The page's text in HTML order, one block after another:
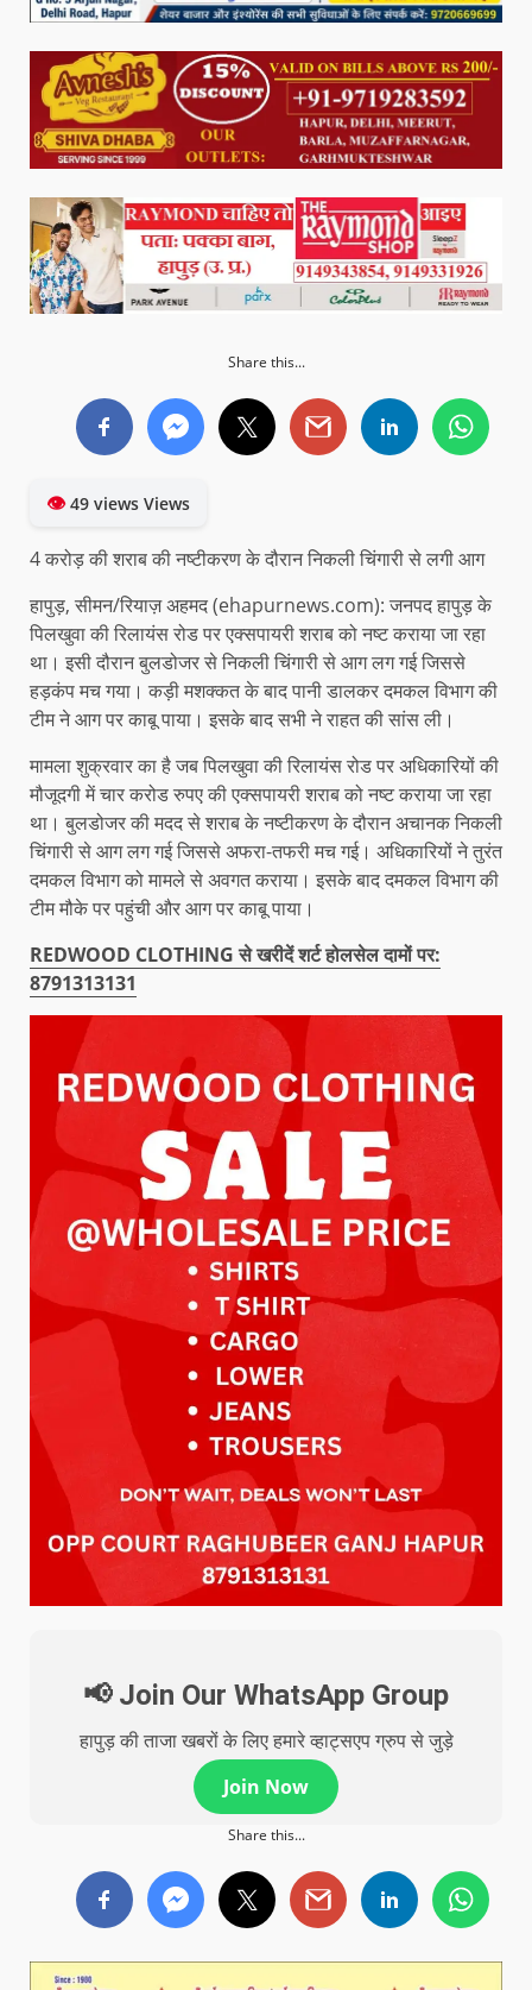
Share this...
👁49 views Views
4 करोड़ की शराब की नष्टीकरण के दौरान निकली चिंगारी से लगी आग
हापुड़, सीमन/रियाज़ अहमद (ehapurnews.com): जनपद हापुड़ के
पिलखुवा की रिलायंस रोड पर एक्सपायरी शराब को नष्ट कराया जा रहा
था। इसी दौरान बुलडोजर से निकली चिंगारी से आग लग गई जिससे
हड़कंप मच गया। कड़ी मशक्कत के बाद पानी डालकर दमकल विभाग की
टीम ने आग पर काबू पाया। इसके बाद सभी ने राहत की सांस ली।
मामला शुक्रवार का है जब पिलखुवा की रिलायंस रोड पर अधिकारियों की
मौजूदगी में चार करोड रुपए की एक्सपायरी शराब को नष्ट कराया जा रहा
था। बुलडोजर की मदद से शराब के नष्टीकरण के दौरान अचानक निकली
चिंगारी से आग लग गई जिससे अफरा-तफरी मच गई। अधिकारियों ने तुरंत
दमकल विभाग को मामले से अवगत कराया। इसके बाद दमकल विभाग की
टीम मौके पर पहुंची और आग पर काबू पाया।
REDWOOD CLOTHING से खरीदें शर्ट होलसेल दामों पर:
8791313131
📢 Join Our WhatsApp Group
हापुड़ की ताजा खबरों के लिए हमारे व्हाट्सएप ग्रुप से जुड़े
Join Now
Share this...